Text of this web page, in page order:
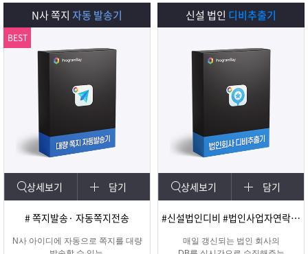
N사 쪽지 자동 발송기
상세보기 담기
# 쪽지발송· 자동쪽지전송
N사 아이디에 자동으로 쪽지를 대량
BEST
신설 법인 디비추출기
상세보기 담기
#신설법인디비 #법인사업자연락처 #신규법인
매일 갱신되는 법인 회사의